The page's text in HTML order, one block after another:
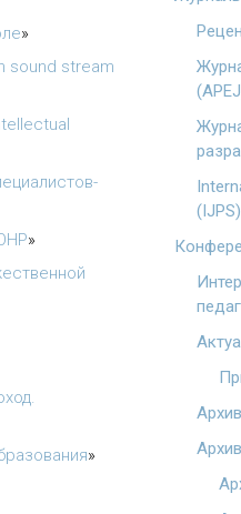
»
sound stream
»
»
(IJPS)